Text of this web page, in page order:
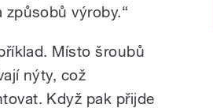
výroby.“
Místo šroubů
nýty, což
Když pak přijde